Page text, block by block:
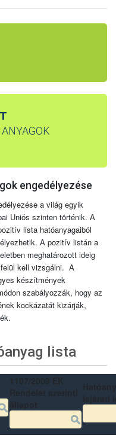
engedélyezése
a világ egyik
Uniós szinten történik. A
lista hatóanyagaiból
A pozitív listán a
meghatározott ideig
felül kell vizsgálni. A
készítmények
szabályozzák, hogy az
kockázatát kizárják,
lista